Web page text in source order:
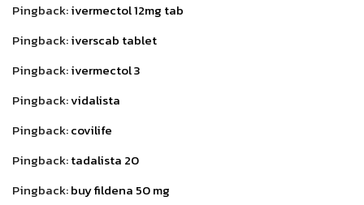
Pingback:ivermectol 12mg tab
Pingback:iverscab tablet
Pingback:ivermectol 3
Pingback:vidalista
Pingback:covilife
Pingback:tadalista 20
Pingback:buy fildena 50 mg